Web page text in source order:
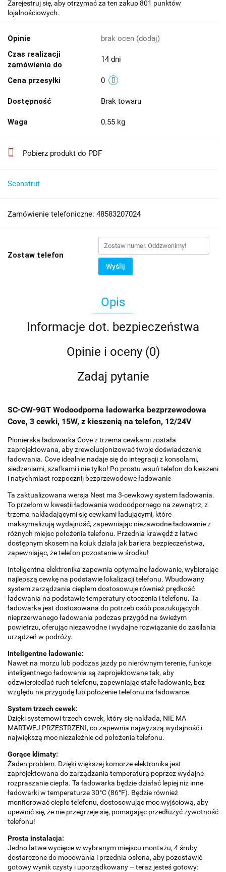
Zarejestruj się, aby otrzymać za ten zakup 801 punktów
lojalnościowych.
Opinie brak ocen (dodaj)
Czas realizacji
zamówienia do
14 dni
Cena przesyłki 0
Dostępność Brak towaru
Waga 0.55 kg
Pobierz produkt do PDF
​Scanstrut
Zamówienie telefoniczne: 48583207024
Zostaw telefon
Wyślij
Opis
Informacje dot. bezpieczeństwa
Opinie i oceny (0)
Zadaj pytanie
SC-CW-9GT Wodoodporna ładowarka bezprzewodowa
Cove, 3 cewki, 15W, z kieszenią na telefon, 12/24V
Pionierska ładowarka Cove z trzema cewkami została
zaprojektowana, aby zrewolucjonizować twoje doświadczenie
ładowania. Cove idealnie nadaje się do integracji z konsolami,
siedzeniami, szafkami i nie tylko! Po prostu wsuń telefon do kieszeni
i natychmiast rozpocznij bezprzewodowe ładowanie
Ta zaktualizowana wersja Nest ma 3-cewkowy system ładowania.
To przełom w kwestii ładowania wodoodpornego na zewnątrz, z
trzema nakładającymi się cewkami ładującymi, które
maksymalizują wydajność, zapewniając niezawodne ładowanie z
różnych miejsc położenia telefonu. Przednia krawędź z łatwo
dostępnym skosem na kciuk działa jak bariera bezpieczeństwa,
zapewniając, że telefon pozostanie w środku!
Inteligentna elektronika zapewnia optymalne ładowanie, wybierając
najlepszą cewkę na podstawie lokalizacji telefonu. Wbudowany
system zarządzania ciepłem dostosowuje również prędkość
ładowania na podstawie temperatury otoczenia i telefonu. Ta
ładowarka jest dostosowana do potrzeb osób poszukujących
nieprzerwanego ładowania podczas przygód na świeżym
powietrzu, oferując niezawodne i wydajne rozwiązanie do zasilania
urządzeń w podróży.
Inteligentne ładowanie:
Nawet na morzu lub podczas jazdy po nierównym terenie, funkcje
inteligentnego ładowania są zaprojektowane tak, aby
odzwierciedlać ruch telefonu, zapewniając stałe ładowanie, bez
względu na przygodę lub położenie telefonu na ładowarce.
System trzech cewek:
Dzięki systemowi trzech cewek, który się nakłada, NIE MA
MARTWEJ PRZESTRZENI, co zapewnia najwyższą wydajność i
największą moc niezależnie od położenia telefonu.
Gorące klimaty:
Żaden problem. Dzięki większej komorze elektronika jest
zaprojektowana do zarządzania temperaturą poprzez wydajne
rozpraszanie ciepła. Ta ładowarka będzie działać lepiej niż inne
ładowarki w temperaturze 30°C (86°F). Będzie również
monitorować ciepło telefonu, dostosowując moc wyjściową, aby
upewnić się, że nie przegrzeje się, pomagając przedłużyć żywotność
telefonu!
Prosta instalacja:
Jedno łatwe wycięcie w wybranym miejscu montażu, 4 śruby
dostarczone do mocowania i przednia osłona, aby pozostawić
gotowy wynik czysty i uporządkowany – teraz jesteś gotowy: